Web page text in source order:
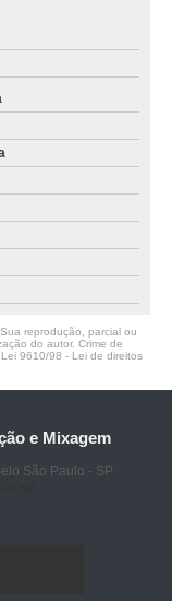
reprodução, parcial ou
do autor. Crime de
Lei 9610/98 - Lei de direitos
e Mixagem
São Paulo - SP